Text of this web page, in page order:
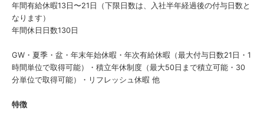
年間有給休暇13日〜21日（下限日数は、入社半年経過後の付与日数と
なります）
年間休日日数130日
GW・夏季・盆・年末年始休暇・年次有給休暇（最大付与日数21日・1
時間単位で取得可能）・積立年休制度（最大50日まで積立可能・30
特徴